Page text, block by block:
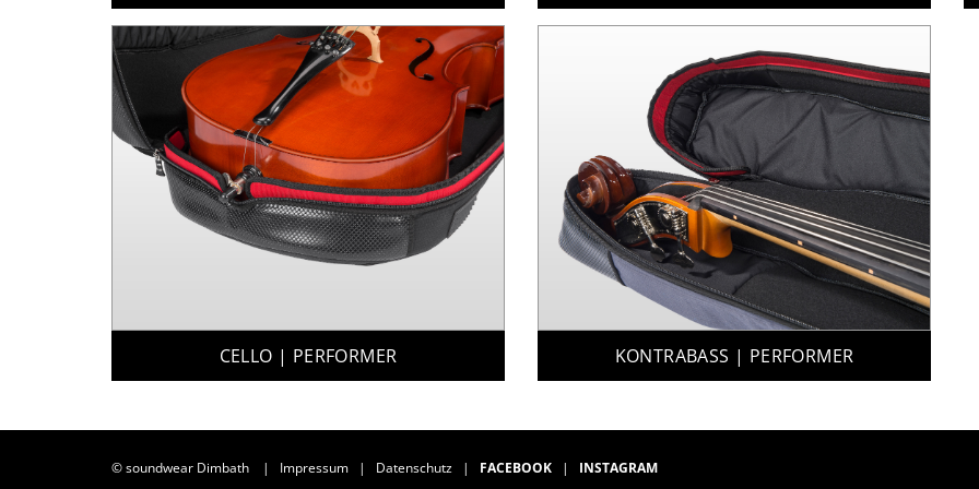
CELLO | PERFORMER KONTRABASS | PERFORMER
© soundwear Dimbath | Impressum | Datenschutz | FACEBOOK | INSTAGRAM